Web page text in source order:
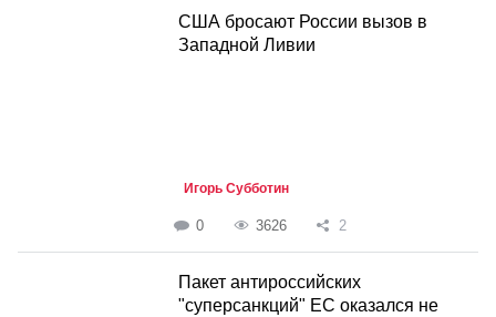
США бросают России вызов в
Западной Ливии
Игорь Субботин
0 3626 2
Пакет антироссийских
"суперсанкций" ЕС оказался не